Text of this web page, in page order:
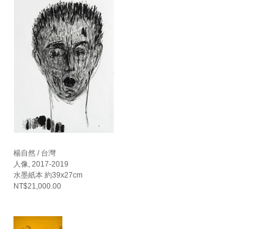
楊自然 / 台灣
人像, 2017-2019
水墨紙本 約39x27cm
NT$21,000.00